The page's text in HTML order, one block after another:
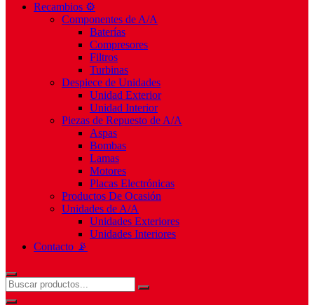
Recambios ⚙️
Componentes de A/A
Baterías
Compresores
Filtros
Turbinas
Despiece de Unidades
Unidad Exterior
Unidad Interior
Piezas de Repuesto de A/A
Aspas
Bombas
Lamas
Motores
Placas Electrónicas
Productos De Ocasión
Unidades de A/A
Unidades Exteriores
Unidades Interiores
Contacto 📡